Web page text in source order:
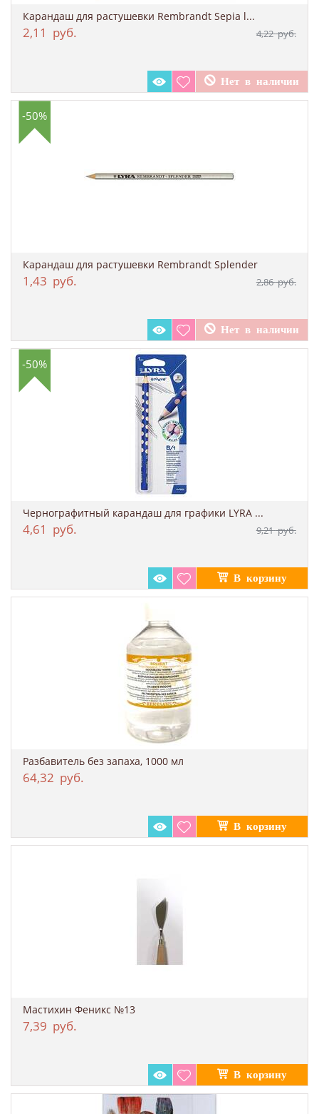
Карандаш для растушевки Rembrandt Sepia l...
2,11 руб. 4,22руб.
-50%
Карандаш для растушевки Rembrandt Splender
1,43 руб. 2,86руб.
-50%
Чернографитный карандаш для графики LYRA ...
4,61 руб. 9,21руб.
Разбавитель без запаха, 1000 мл
64,32 руб.
Мастихин Феникс №13
7,39 руб.